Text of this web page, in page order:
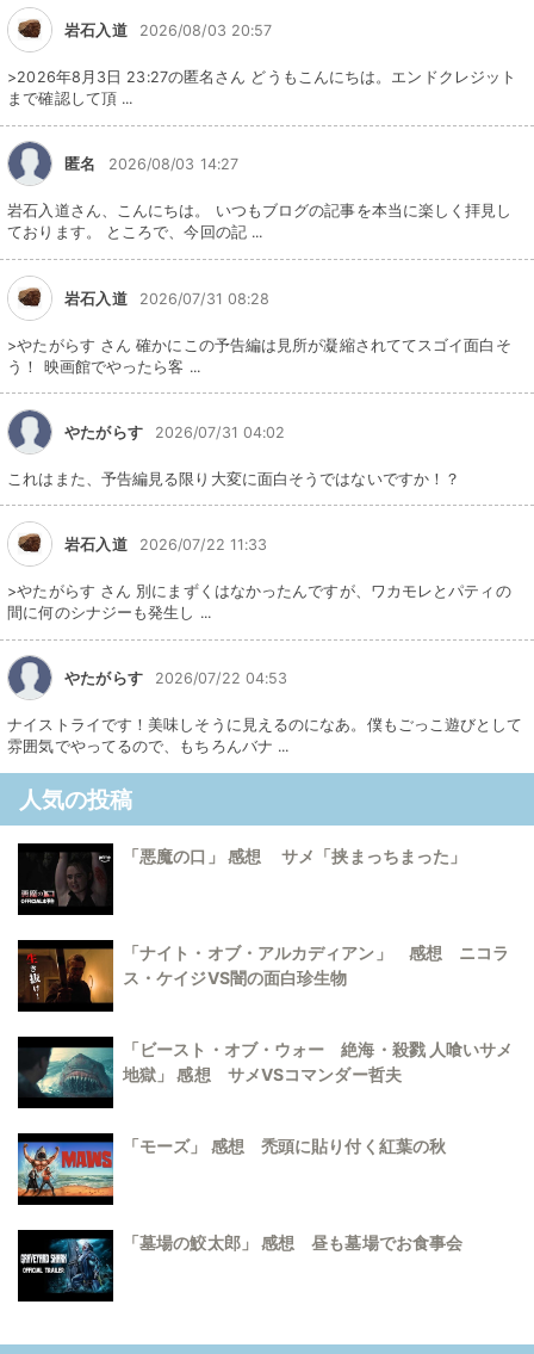
岩石入道 2026/08/03 20:57
>2026年8月3日 23:27の匿名さん どうもこんにちは。エンドクレジット
まで確認して頂 ...
匿名 2026/08/03 14:27
岩石入道さん、こんにちは。 いつもブログの記事を本当に楽しく拝見し
ております。 ところで、今回の記 ...
岩石入道 2026/07/31 08:28
>やたがらす さん 確かにこの予告編は見所が凝縮されててスゴイ面白そ
う！ 映画館でやったら客 ...
やたがらす 2026/07/31 04:02
これはまた、予告編見る限り大変に面白そうではないですか！？
岩石入道 2026/07/22 11:33
>やたがらす さん 別にまずくはなかったんですが、ワカモレとパティの
間に何のシナジーも発生し ...
やたがらす 2026/07/22 04:53
ナイストライです！美味しそうに見えるのになあ。僕もごっこ遊びとして
雰囲気でやってるので、もちろんバナ ...
人気の投稿
「悪魔の口」 感想 サメ「挟まっちまった」
「ナイト・オブ・アルカディアン」 感想 ニコラ
ス・ケイジVS闇の面白珍生物
「ビースト・オブ・ウォー 絶海・殺戮 人喰いサメ
地獄」 感想 サメVSコマンダー哲夫
「モーズ」 感想 禿頭に貼り付く紅葉の秋
「墓場の鮫太郎」 感想 昼も墓場でお食事会